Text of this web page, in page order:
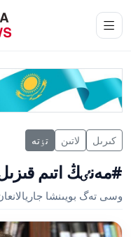
كىرىل لاتىن تٶتە
#مەنٸڭ اتىم
وسى تەگ بويىنشا